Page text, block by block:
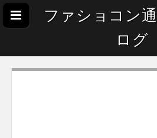
ファショコン
ログ